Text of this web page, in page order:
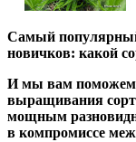
Самый
новичков: какой
И мы вам поможем!
выращивания
мощным
в компромиссе